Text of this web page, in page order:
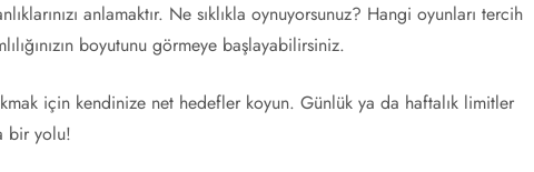
anlamaktır. Ne sıklıkla oynuyorsunuz? Hangi oyunları tercih
boyutunu görmeye başlayabilirsiniz.
için kendinize net hedefler koyun. Günlük ya da haftalık limitler
bir yolu!